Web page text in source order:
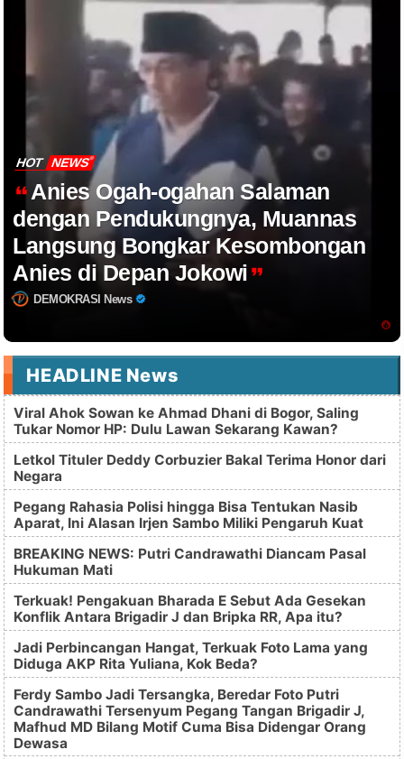
HOT NEWS
Anies Ogah-ogahan Salaman
dengan Pendukungnya, Muannas
Langsung Bongkar Kesombongan
Anies di Depan Jokowi
DEMOKRASI News
HEADLINE News
Viral Ahok Sowan ke Ahmad Dhani di Bogor, Saling
Tukar Nomor HP: Dulu Lawan Sekarang Kawan?
Letkol Tituler Deddy Corbuzier Bakal Terima Honor dari
Negara
Pegang Rahasia Polisi hingga Bisa Tentukan Nasib
Aparat, Ini Alasan Irjen Sambo Miliki Pengaruh Kuat
BREAKING NEWS: Putri Candrawathi Diancam Pasal
Hukuman Mati
Terkuak! Pengakuan Bharada E Sebut Ada Gesekan
Konflik Antara Brigadir J dan Bripka RR, Apa itu?
Jadi Perbincangan Hangat, Terkuak Foto Lama yang
Diduga AKP Rita Yuliana, Kok Beda?
Ferdy Sambo Jadi Tersangka, Beredar Foto Putri
Candrawathi Tersenyum Pegang Tangan Brigadir J,
Mafhud MD Bilang Motif Cuma Bisa Didengar Orang
Dewasa